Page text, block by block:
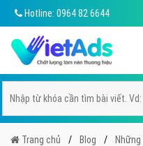
Hotline: 0964 82 6644
Trang chủ Blog